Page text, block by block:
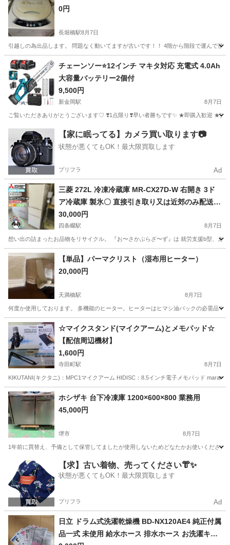
0円
長堀橋駅8月7日
引越しの為出品します。 問題なく動いてますが古いです！！ 4階から階段で運んで頂
大阪 大阪市 生活家電
チェーンソー⭐️12インチ マキタ対応 充電式 4.0Ah
大容量バッテリー2個付
9,500円
新金岡駅 8月7日
ご覧いただきありがとうございます♡ ❣️1点限り❣️早い者勝ちです✨️ ★即購入歓迎 ★安
堺市 新金岡駅 その他
【家に眠ってる】カメラ買い取ります📷
状態が悪くてもOK！最大限買取します
プリフラ Ad
三菱 272L 冷凍冷蔵庫 MR-CX27D-W 右開き 3ド
ア冷蔵庫 製氷〇 直接引き取り又は近郊のみ配送設
置可◇2018年製/YMJ081-05
30,000円
四条畷駅 8月7日
想い出の詰まったお品物をリサイクル。 『お〜さかぶらざ〜ず』は 就労支援b型、え
大阪 大東市 四条畷駅 キッチン家電
【単品】パーマクリスト（湿布用ヒーター）
20,000円
天満橋駅 8月7日
何度か使用しております。 多機能のヒーター。ヒーターはヒマシ油パックの必需品
大阪 大阪市 天満橋駅 美容家電
☆マイクスタンド(マイクアーム)とメモパッド☆
【配信周辺機材】
1,600円
寺田町駅 8月7日
KIKUTANI(キクタニ)：MPC1マイクアーム HIDISC：8.5インチ電子メモパッド
大阪 大阪市 寺田町駅 その他
ホシザキ 台下冷凍庫 1200×600×800 業務用
45,000円
堺市 8月7日
1年前に買替え、予備として保管してましたが使用しないためどなたかお使いくださ
大阪 堺市 生活家電
【求】古い着物、売ってください👘✨
状態が悪くてもOK！最大限買取します
プリフラ Ad
日立 ドラム式洗濯乾燥機 BD-NX120AE4 純正付属
品一式 未使用 給水ホース 排水ホース お洗濯キャ